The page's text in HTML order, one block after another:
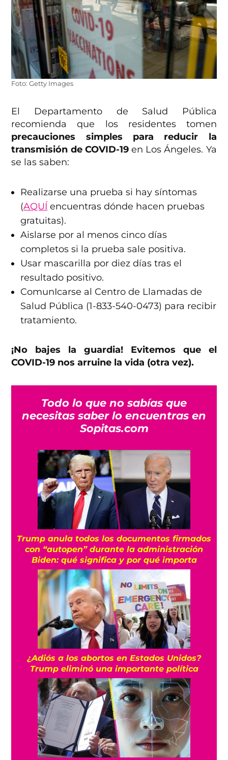
Foto: Getty Images
El Departamento de Salud Pública
recomienda que los residentes tomen
precauciones simples para reducir la
transmisión de COVID-19en Los Ángeles. Ya
se las saben:
Realizarse una prueba si hay síntomas
(AQUÍ encuentras dónde hacen pruebas
gratuitas).
Aislarse por al menos cinco días
completos si la prueba sale positiva.
Usar mascarilla por diez días tras el
resultado positivo.
ComunIcarse al Centro de Llamadas de
Salud Pública (1-833-540-0473) para recibir
tratamiento.
¡No bajes la guardia! Evitemos que el
COVID-19 nos arruine la vida (otra vez).
Todo lo que no sabías que
necesitas saber lo encuentras en
Sopitas.com
Trump anula todos los documentos firmados
con “autopen” durante la administración
Biden: qué significa y por qué importa
¿Adiós a los abortos en Estados Unidos?
Trump eliminó una importante política